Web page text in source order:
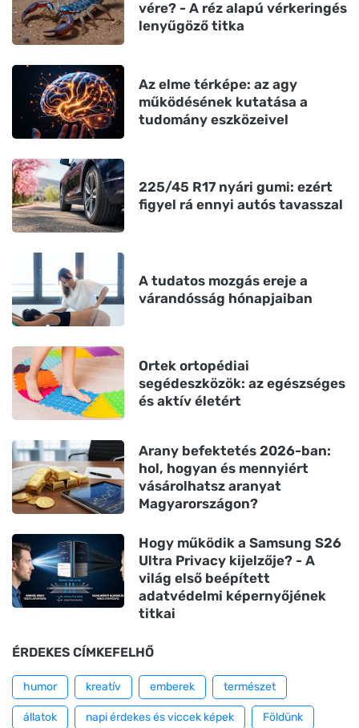
vére? - A réz alapú vérkeringés
lenyűgöző titka
Az elme térképe: az agy
működésének kutatása a
tudomány eszközeivel
225/45 R17 nyári gumi: ezért
figyel rá ennyi autós tavasszal
A tudatos mozgás ereje a
várandósság hónapjaiban
Ortek ortopédiai
segédeszközök: az egészséges
és aktív életért
Arany befektetés 2026-ban:
hol, hogyan és mennyiért
vásárolhatsz aranyat
Magyarországon?
Hogy működik a Samsung S26
Ultra Privacy kijelzője? - A
világ első beépített
adatvédelmi képernyőjének
titkai
ÉRDEKES CÍMKEFELHŐ
humor kreatív emberek természet
állatok napi érdekes és viccek képek Földünk